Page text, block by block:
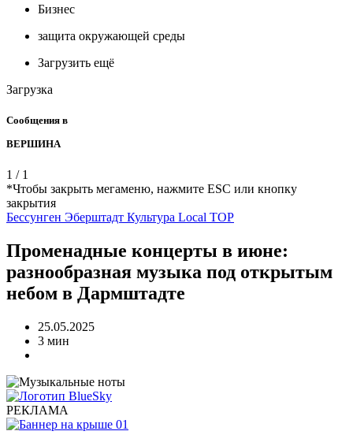
Бизнес
защита окружающей среды
Загрузить ещё
Загрузка
Сообщения в
ВЕРШИНА
1 / 1
*Чтобы закрыть мегаменю, нажмите ESC или кнопку
закрытия
Бессунген Эберштадт Культура Local TOP
Променадные концерты в июне:
разнообразная музыка под открытым
небом в Дармштадте
25.05.2025
3 мин
РЕКЛАМА